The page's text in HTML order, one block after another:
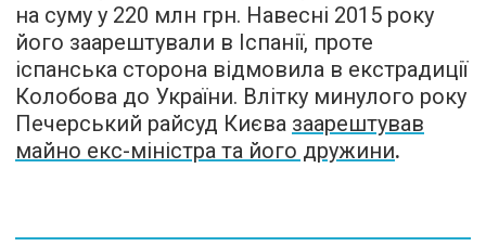
на суму у 220 млн грн. Навесні 2015 року
його заарештували в Іспанії, проте
іспанська сторона відмовила в екстрадиції
Колобова до України. Влітку минулого року
Печерський райсуд Києва заарештував
майно екс-міністра та його дружини.